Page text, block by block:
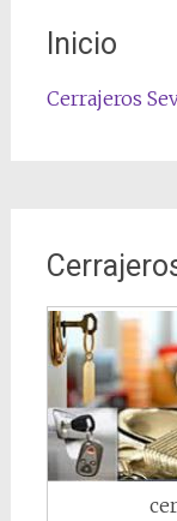
Inicio
Cerrajeros